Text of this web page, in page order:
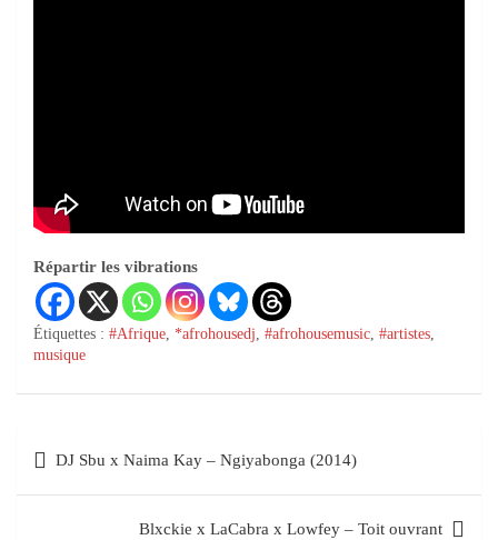
Répartir les vibrations
Étiquettes : #Afrique, *afrohousedj, #afrohousemusic, #artistes,
musique
DJ Sbu x Naima Kay – Ngiyabonga (2014)
Blxckie x LaCabra x Lowfey – Toit ouvrant